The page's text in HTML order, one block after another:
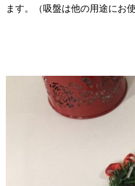
ます。（吸盤は他の用途にお